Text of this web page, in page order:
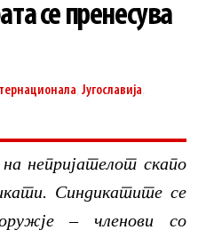
се пренесува
,Југославија
непријателот скапо
Синдикатите се
– членови со